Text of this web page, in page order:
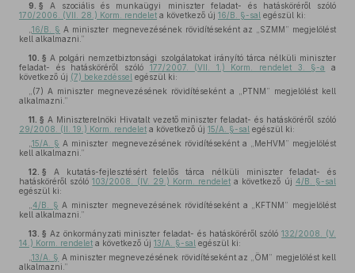
9. § A szociális és munkaügyi miniszter feladat- és hatásköréről szóló
170/2006. (VII. 28.) Korm. rendelet a következő új 16/B. §-sal egészül ki:
16/B. § A miniszter megnevezésének rövidítéseként az „SZMM” megjelölést
kell alkalmazni.”
10. § A polgári nemzetbiztonsági szolgálatokat irányító tárca nélküli miniszter
feladat- és hatásköréről szóló 177/2007. (VII. 1.) Korm. rendelet 3. §-a
a
következő új (7) bekezdéssel egészül ki:
„(7) A miniszter megnevezésének rövidítéseként a „PTNM” megjelölést kell
alkalmazni.”
11. § A Miniszterelnöki Hivatalt vezető miniszter feladat- és hatásköréről szóló
29/2008. (II. 19.) Korm. rendelet a következő új 15/A. §-sal egészül ki:
15/A. § A miniszter megnevezésének rövidítéseként a „MeHVM” megjelölést
kell alkalmazni.”
12. § A kutatás-fejlesztésért felelős tárca nélküli miniszter feladat- és
hatásköréről szóló103/2008. (IV. 29.) Korm. rendelet a következő új 4/B. §-sal
egészül ki:
4/B. § A miniszter megnevezésének rövidítéseként a „KFTNM” megjelölést
kell alkalmazni.”
13. § Az önkormányzati miniszter feladat- és hatásköréről szóló132/2008. (V.
14.) Korm. rendelet a következő új 13/A. §-sal egészül ki:
13/A. § A miniszter megnevezésének rövidítéseként az „ÖM” megjelölést kell
alkalmazni.”